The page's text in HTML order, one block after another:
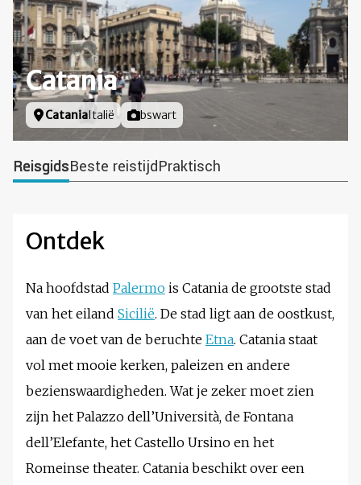
Catania
Locatie
Catania Italië Foto door
bswart
ReisgidsBeste reistijdPraktisch
Ontdek
Na hoofdstad Palermo is Catania de grootste stad
van het eiland Sicilië. De stad ligt aan de oostkust,
aan de voet van de beruchte Etna. Catania staat
vol met mooie kerken, paleizen en andere
bezienswaardigheden. Wat je zeker moet zien
zijn het Palazzo dell’Università, de Fontana
dell’Elefante, het Castello Ursino en het
Romeinse theater. Catania beschikt over een